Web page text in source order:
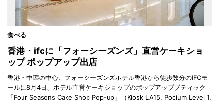
食べる
香港・ifcに「フォーシーズンズ」直営ケーキショ
ップ ポップアップ出店
香港・中環の中心、フォーシーズンズホテル香港から徒歩数分のIFCモ
ールに8月4日、ホテル直営ケーキショップのポップアップブティック
「Four Seasons Cake Shop Pop-up」（Kiosk LA15, Podium Level 1,